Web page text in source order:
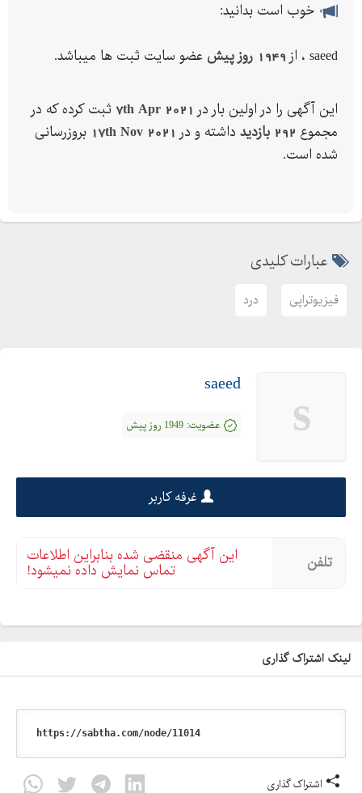
ارایه خدمات در منزل در تمامی مناطق گانه تهران
خوب است بدانید:
saeed ، از 1949 روز پیش عضو سایت ثبت ها میباشد.
این آگهی را در اولین بار در 7th Apr 2021 ثبت کرده که در
مجموع 292 بازدید داشته و در 17th Nov 2021 بروزرسانی
شده است.
عبارات کلیدی
فیزیوتراپی درد
s
saeed
عضویت: 1949 روز پیش
غرفه کاربر
تلفن این آگهی منقضی شده بنابراین اطلاعات
تماس نمایش داده نمیشود!
لینک اشتراک گذاری
اشتراک گذاری